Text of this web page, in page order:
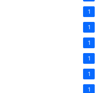
1
1
1
1
1
1